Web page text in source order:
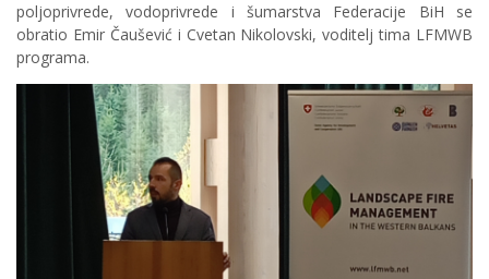
poljoprivrede, vodoprivrede i šumarstva Federacije BiH se
obratio Emir Čaušević i Cvetan Nikolovski, voditelj tima LFMWB
programa.